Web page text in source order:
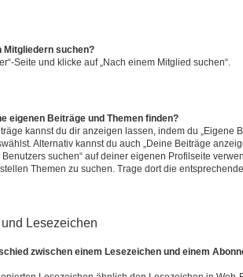
Mitgliedern suchen?
Seite und klicke auf „Nach einem Mitglied suchen“.
eigenen Beiträge und Themen finden?
kannst du dir anzeigen lassen, indem du „Eigene
Alternativ kannst du auch „Deine Beiträge
Benutzers suchen“ auf deiner eigenen Profilseite
Themen zu suchen. Trage dort die
Lesezeichen
zwischen einem Lesezeichen und einem